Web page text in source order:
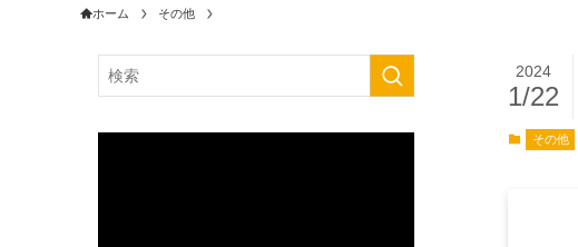
ホーム その他
2024
1/22
その他